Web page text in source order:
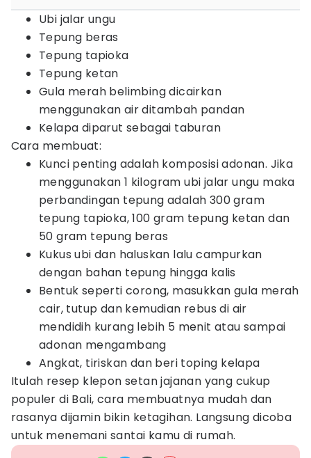
Ubi jalar ungu
Tepung beras
Tepung tapioka
Tepung ketan
Gula merah belimbing dicairkan
menggunakan air ditambah pandan
Kelapa diparut sebagai taburan
Cara membuat:
Kunci penting adalah komposisi adonan. Jika
menggunakan 1 kilogram ubi jalar ungu maka
perbandingan tepung adalah 300 gram
tepung tapioka, 100 gram tepung ketan dan
50 gram tepung beras
Kukus ubi dan haluskan lalu campurkan
dengan bahan tepung hingga kalis
Bentuk seperti corong, masukkan gula merah
cair, tutup dan kemudian rebus di air
mendidih kurang lebih 5 menit atau sampai
adonan mengambang
Angkat, tiriskan dan beri toping kelapa
Itulah resep klepon setan jajanan yang cukup
populer di Bali, cara membuatnya mudah dan
rasanya dijamin bikin ketagihan. Langsung dicoba
untuk menemani santai kamu di rumah.